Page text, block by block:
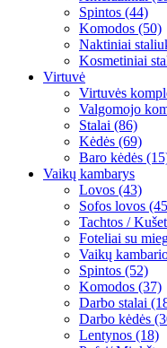
Spintos (44)
Komodos (50)
Naktiniai
Kosmetiniai
Virtuvė
Virtuvės
Valgomojo
Stalai (86)
Kėdės (69)
Baro kėdės
Vaikų kambarys
Lovos (43)
Sofos lovos
Tachtos /
Foteliai su
Vaikų
Spintos (52)
Komodos (37)
Darbo stalai
Darbo kėdės
Lentynos (18)